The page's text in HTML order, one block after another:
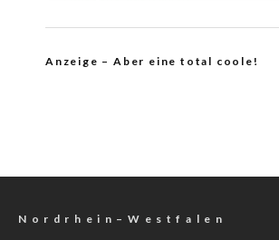
Anzeige – Aber eine total coole!
N o r d r h e i n – W e s t f a l e n